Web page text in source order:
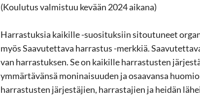
(Kou­lu­tus val­mis­tuu ke­vään 2024 ai­ka­na)
Har­ras­tuk­sia kai­kil­le -​suosituksiin si­tou­tu­neet
myös Saa­vu­tet­ta­va har­ras­tus -​merkkiä.
van har­ras­tuk­sen. Se on kai­kil­le har­ras­tus­ten
ym­mär­tä­vän­sä mo­ni­nai­suu­den ja osaa­van­sa
har­ras­tus­ten jär­jes­tä­jien, har­ras­ta­jien ja hei­dän